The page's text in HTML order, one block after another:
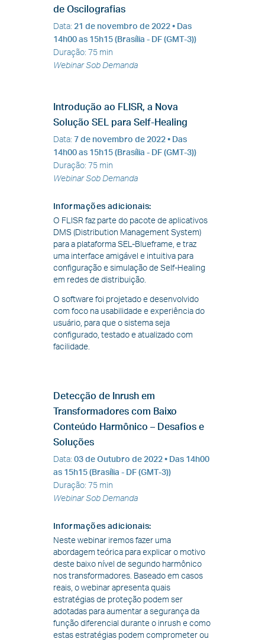
de Oscilografias
Data: 21 de novembro de 2022 • Das
14h00 as 15h15 (Brasília - DF (GMT-3))
Duração: 75 min
Webinar Sob Demanda
Introdução ao FLISR, a Nova
Solução SEL para Self-Healing
Data: 7 de novembro de 2022 • Das
14h00 as 15h15 (Brasília - DF (GMT-3))
Duração: 75 min
Webinar Sob Demanda
Informações adicionais:
O FLISR faz parte do pacote de aplicativos
DMS (Distribution Management System)
para a plataforma SEL-Blueframe, e traz
uma interface amigável e intuitiva para
configuração e simulação de Self-Healing
em redes de distribuição.
O software foi projetado e desenvolvido
com foco na usabilidade e experiência do
usuário, para que o sistema seja
configurado, testado e atualizado com
facilidade.
Detecção de Inrush em
Transformadores com Baixo
Conteúdo Harmônico – Desafios e
Soluções
Data: 03 de Outubro de 2022 • Das 14h00
as 15h15 (Brasília - DF (GMT-3))
Duração: 75 min
Webinar Sob Demanda
Informações adicionais:
Neste webinar iremos fazer uma
abordagem teórica para explicar o motivo
deste baixo nível de segundo harmônico
nos transformadores. Baseado em casos
reais, o webinar apresenta quais
estratégias de proteção podem ser
adotadas para aumentar a segurança da
função diferencial durante o inrush e como
estas estratégias podem comprometer ou